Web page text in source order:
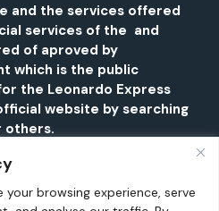
browsing experience, serve
and the services offered
services of the and
of aproved by
which is the public
the Leonardo Express
website by searching
others.